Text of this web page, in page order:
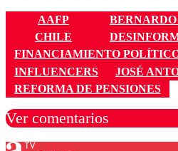
AAFP
CHILE
FINANCIAMIENTO
INFLUENCERS
JOSÉ
REFORMA DE PENSIONES
Ver comentarios